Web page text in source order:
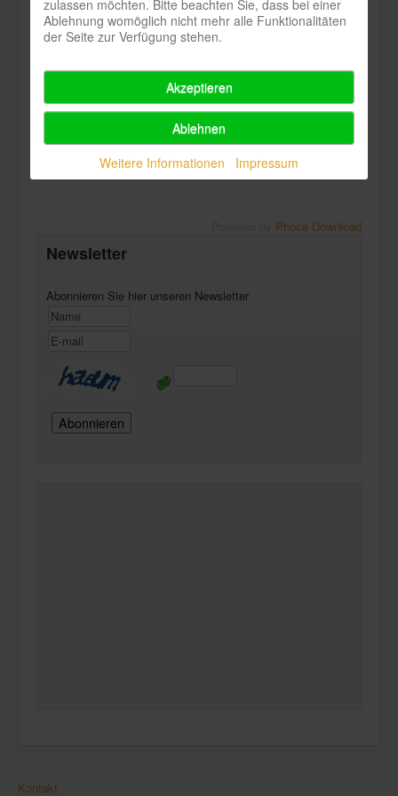
Presse_2.jpg
Alle Fotos honorarfrei.
Phoca Download
Newsletter
Abonnieren Sie hier unseren Newsletter
Kontakt
zulassen möchten. Bitte beachten Sie, dass bei einer
Ablehnung womöglich nicht mehr alle Funktionalitäten
der Seite zur Verfügung stehen.
Akzeptieren
Ablehnen
Weitere Informationen
Impressum